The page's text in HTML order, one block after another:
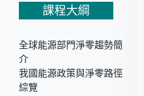
課程大綱
全球能源部門淨零趨勢簡
介
我國能源政策與淨零路徑
綜覽